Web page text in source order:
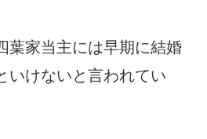
葉家当主には早期に結婚
いけないと言われてい